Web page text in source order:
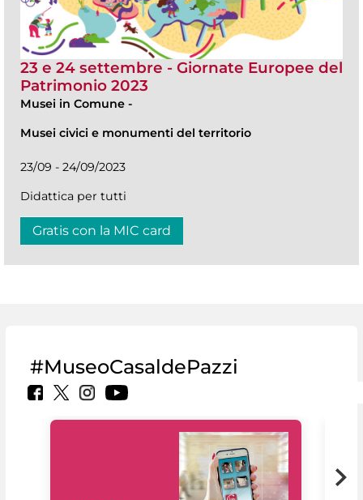
23 e 24 settembre - Giornate Europee del
Patrimonio 2023
Musei in Comune -
Musei civici e monumenti del territorio
23/09 - 24/09/2023
Didattica per tutti
Gratis con la MIC card
#MuseoCasaldePazzi